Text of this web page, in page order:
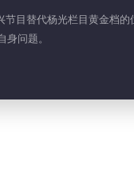
目替代杨光栏目黄金档
问题。